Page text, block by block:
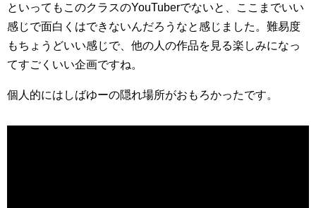
といってもこのクラスのYouTuberでないと、ここまでいい
感じで面白くはできないんだろうなと感じました。難易度
もちょうどいい感じで、他の人の作品を見る楽しみになっ
てすごくいい企画ですね。
個人的にはしばゆーの隠れ場所がおもろかったです。